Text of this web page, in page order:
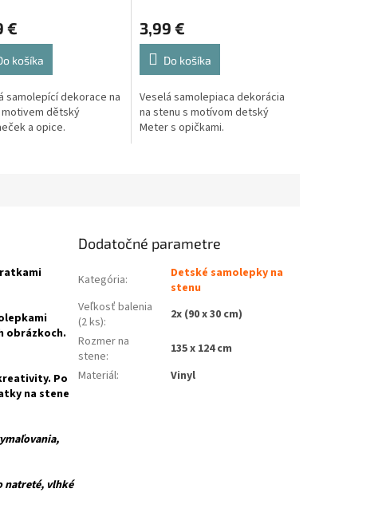
€
košíka
samolepící dekorace na
dětský
a opice.
3,99 €
Do košíka
Veselá samolepiaca dekorácia
na stenu s motívom detský
Meter s opičkami.
obrázkoch.
Po
na stene
vlhké
Dodatočné parametre
Kategória:
Detské samolepky na
stenu
Veľkosť balenia
(2 ks):
2x (90 x 30 cm)
Rozmer na
stene:
135 x 124 cm
Materiál: Vinyl